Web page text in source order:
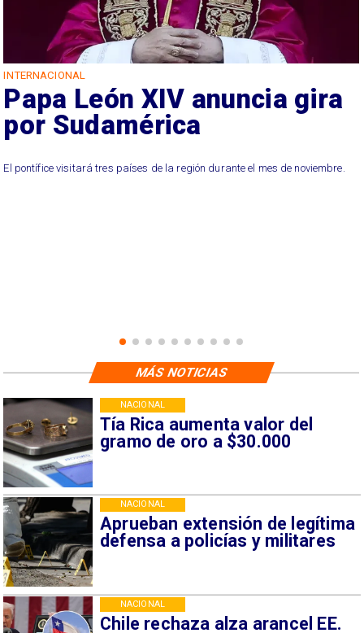
INTERNACIONAL
Papa León XIV anuncia gira
por Sudamérica
El pontífice visitará tres países de la región durante el mes de noviembre.
Tía Rica aumenta valor del
gramo de oro a $30.000
NACIONAL
Aprueban extensión de legítima
defensa a policías y militares
NACIONAL
Chile rechaza alza arancel EE.
NACIONAL
MÁS NOTICIAS